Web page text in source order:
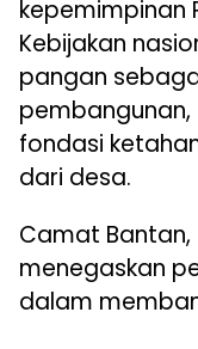
kepemimpinan
Kebijakan
pangan
fondasi
dari desa.
Camat Bantan,
menegaskan
dalam